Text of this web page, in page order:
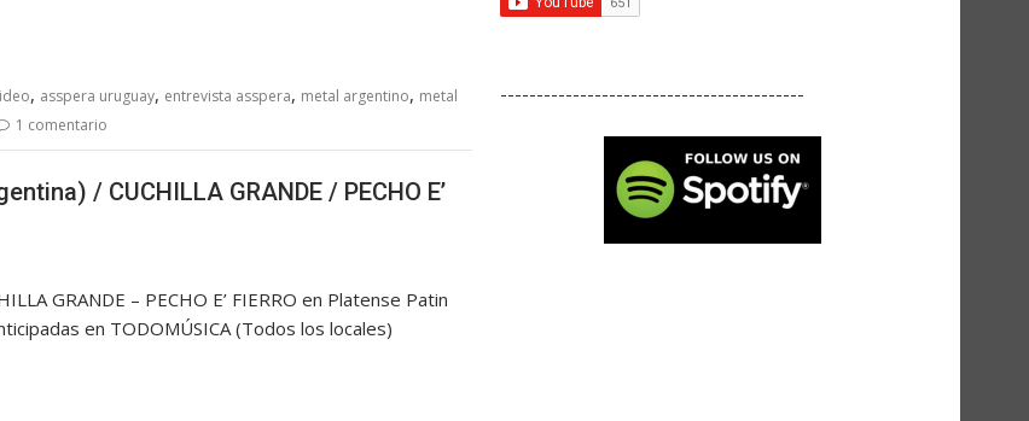
, asspera uruguay, entrevista asspera, metal argentino, metal
1 comentario
/ CUCHILLA GRANDE / PECHO E’
GRANDE – PECHO E’ FIERRO en Platense Patin
en TODOMÚSICA (Todos los locales)
------------------------------------------